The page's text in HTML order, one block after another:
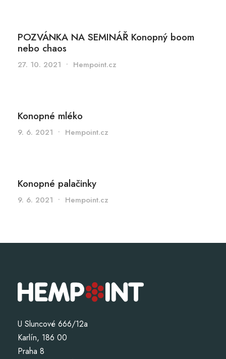
POZVÁNKA NA SEMINÁŘ Konopný boom
nebo chaos
27. 10. 2021 • Hempoint.cz
Konopné mléko
9. 6. 2021 • Hempoint.cz
Konopné palačinky
9. 6. 2021 • Hempoint.cz
U Sluncové 666/12a
Karlín, 186 00
Praha 8